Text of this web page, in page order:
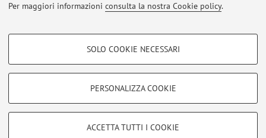
Per maggiori informazioni consulta la nostra Cookie policy.
COOKIE DI PROFILAZIONE - FACOLTATIVI
COOKIE TECNICI - NECESSARI
SOLO COOKIE NECESSARI
PERSONALIZZA COOKIE
ACCETTA TUTTI I COOKIE
Area riservata
Accedi tramiteloginper gestire tutti i contenuti del sito.
Zamboni, 33 - 40126 Bologna - Partita IVA: 01131710376